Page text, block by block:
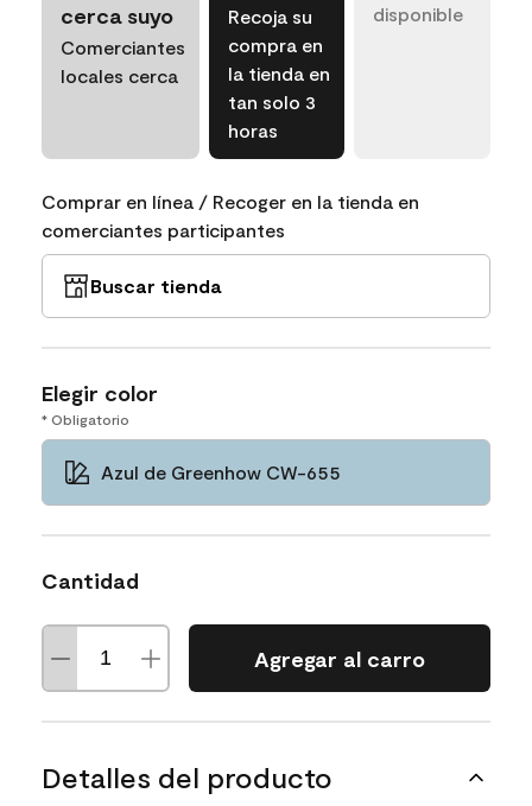
cerca suyo
Comerciantes
locales cerca
Recoja su
compra en
la tienda en
tan solo 3
horas
disponible
Comprar en línea / Recoger en la tienda en
comerciantes participantes
Buscar tienda
Elegir color
* Obligatorio
Azul de Greenhow CW-655
Cantidad
Agregar al carro
Detalles del producto